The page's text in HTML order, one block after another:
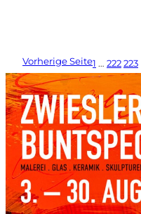
Vorherige Seite1 … 222223